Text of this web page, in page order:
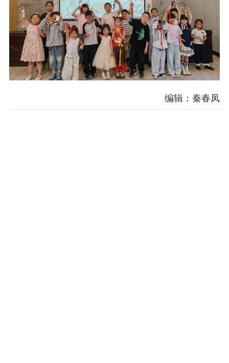
文化人才
紫金人才 职称评审
数据资源
公共服务
作品著作权
编辑：秦春凤